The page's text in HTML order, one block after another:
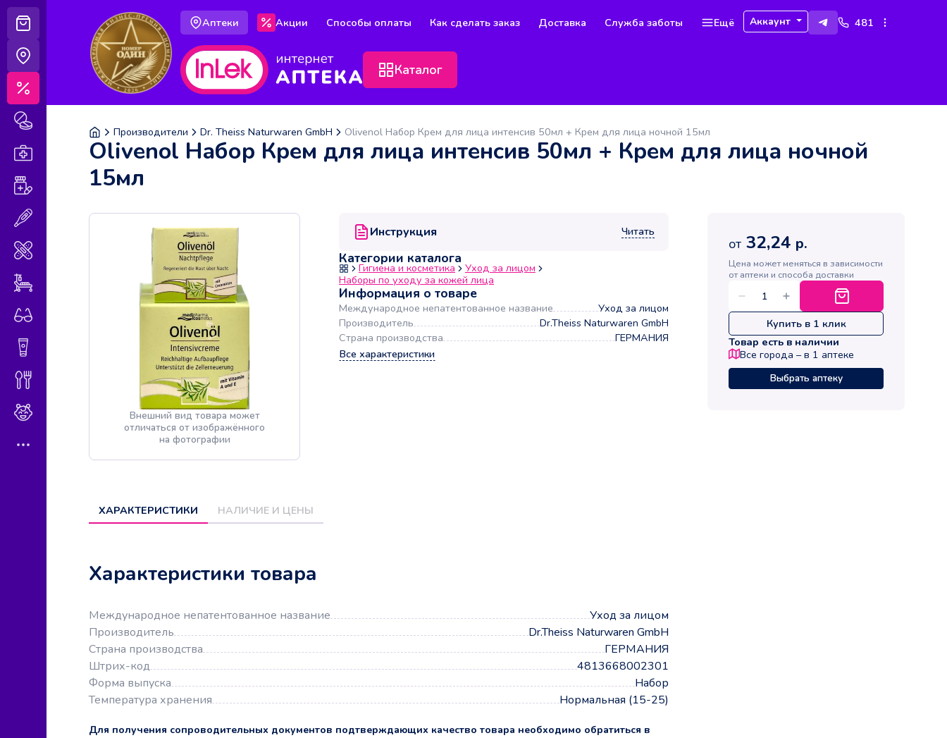
Витамины и БАДы
Медицинская техника
Аптеки Акции Способы оплаты Как сделать заказ Доставка Служба заботы Ещё Аккаунт 481
Каталог
Производители Dr. Theiss Naturwaren GmbH Olivenol Набор Крем для лица интенсив 50мл + Крем для лица ночной 15мл
Olivenol Набор Крем для лица интенсив 50мл + Крем для лица ночной
15мл
Внешний вид товара может
отличаться от изображённого
на фотографии
Инструкция Читать
Категории каталога
Гигиена и косметика
Уход за лицом
Наборы по уходу за кожей лица
Информация о товаре
Международное непатентованное название
Уход за лицом
Производитель
Dr.Theiss Naturwaren GmbH
Страна производства
ГЕРМАНИЯ
Все характеристики
ХАРАКТЕРИСТИКИ НАЛИЧИЕ И ЦЕНЫ
Характеристики товара
Международное непатентованное название
Уход за лицом
Производитель
Dr.Theiss Naturwaren GmbH
Страна производства
ГЕРМАНИЯ
Штрих-код
4813668002301
Форма выпуска
Набор
Температура хранения
Нормальная (15-25)
Для получения сопроводительных документов подтверждающих качество товара необходимо обратиться в
от 32,24 р.
Цена может меняться в зависимости
от аптеки и способа доставки
Купить в 1 клик
Товар есть в наличии
Все города – в 1 аптеке
Выбрать аптеку